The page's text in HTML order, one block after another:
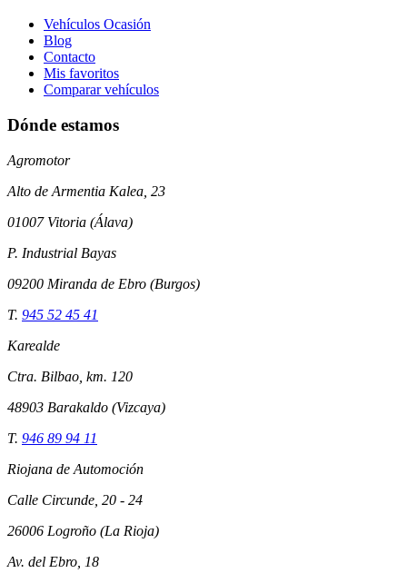
Vehículos Ocasión
Blog
Contacto
Mis favoritos
Comparar vehículos
Dónde estamos
Agromotor
Alto de Armentia Kalea, 23
01007 Vitoria (Álava)
P. Industrial Bayas
09200 Miranda de Ebro (Burgos)
T. 945 52 45 41
Karealde
Ctra. Bilbao, km. 120
48903 Barakaldo (Vizcaya)
T. 946 89 94 11
Riojana de Automoción
Calle Circunde, 20 - 24
26006 Logroño (La Rioja)
Av. del Ebro, 18